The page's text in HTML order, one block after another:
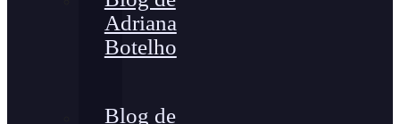
Adriana
Botelho
Blog de